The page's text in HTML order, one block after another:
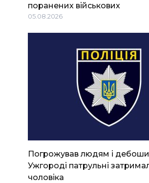
поранених військових
05.08.2026
Погрожував людям і
Ужгороді патрульні
чоловіка